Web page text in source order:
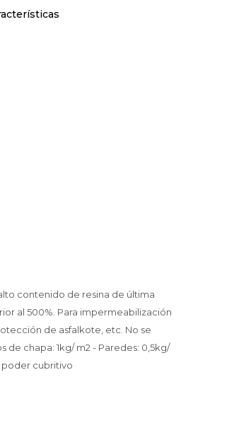
contenido de resina de última
al 500%. Para impermeabilización
de asfalkote, etc. No se
de chapa: 1kg/ m2 - Paredes: 0,5kg/
poder cubritivo